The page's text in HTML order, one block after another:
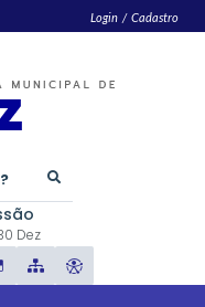
Login / Cadastro
Dez